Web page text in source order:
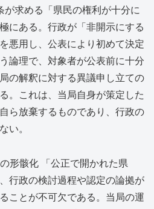
求める「県民の権利が十分に
にある。行政が「非開示にする
悪用し、公表により初めて決定
論理で、対象者が公表前に十分
の解釈に対する異議申し立ての
。これは、当局自身が策定した
ら放棄するものであり、行政の
い。
骸化 「公正で開かれた県
行政の検討過程や認定の論拠が
ことが不可欠である。当局の運